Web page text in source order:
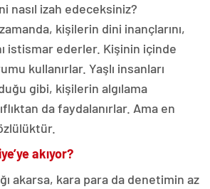
nasıl izah edeceksiniz?
zamanda, kişilerin dini inançlarını,
istismar ederler. Kişinin içinde
kullanırlar. Yaşlı insanları
gibi, kişilerin algılama
da faydalanırlar. Ama en
akıyor?
akarsa, kara para da denetimin az